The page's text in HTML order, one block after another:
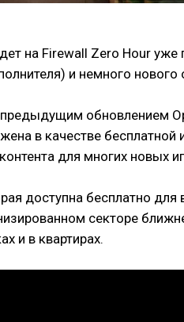
на Firewall Zero Hour уже
и немного нового
обновлением
в качестве бесплатной
для многих новых
доступна бесплатно
секторе
и в квартирах.